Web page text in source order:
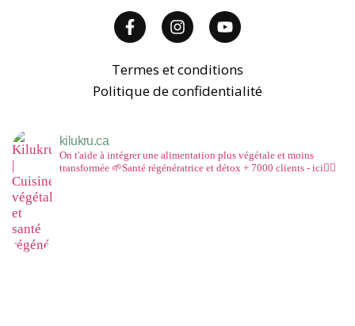
Termes et conditions
Politique de confidentialité
kilukru.ca
On t'aide à intégrer une alimentation plus végétale et moins
transformée 🌱Santé régénératrice et détox + 7000 clients - ici👇🏻